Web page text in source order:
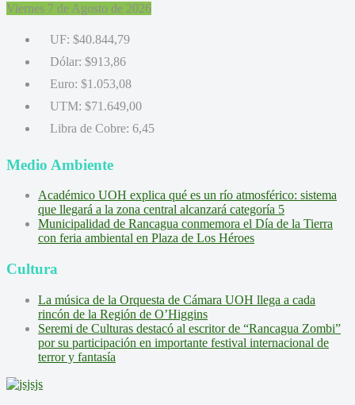
Viernes 7 de Agosto de 2026
UF: $40.844,79
Dólar: $913,86
Euro: $1.053,08
UTM: $71.649,00
Libra de Cobre: 6,45
Medio Ambiente
Académico UOH explica qué es un río atmosférico: sistema
que llegará a la zona central alcanzará categoría 5
Municipalidad de Rancagua conmemora el Día de la Tierra
con feria ambiental en Plaza de Los Héroes
Cultura
La música de la Orquesta de Cámara UOH llega a cada
rincón de la Región de O’Higgins
Seremi de Culturas destacó al escritor de “Rancagua Zombi”
por su participación en importante festival internacional de
terror y fantasía